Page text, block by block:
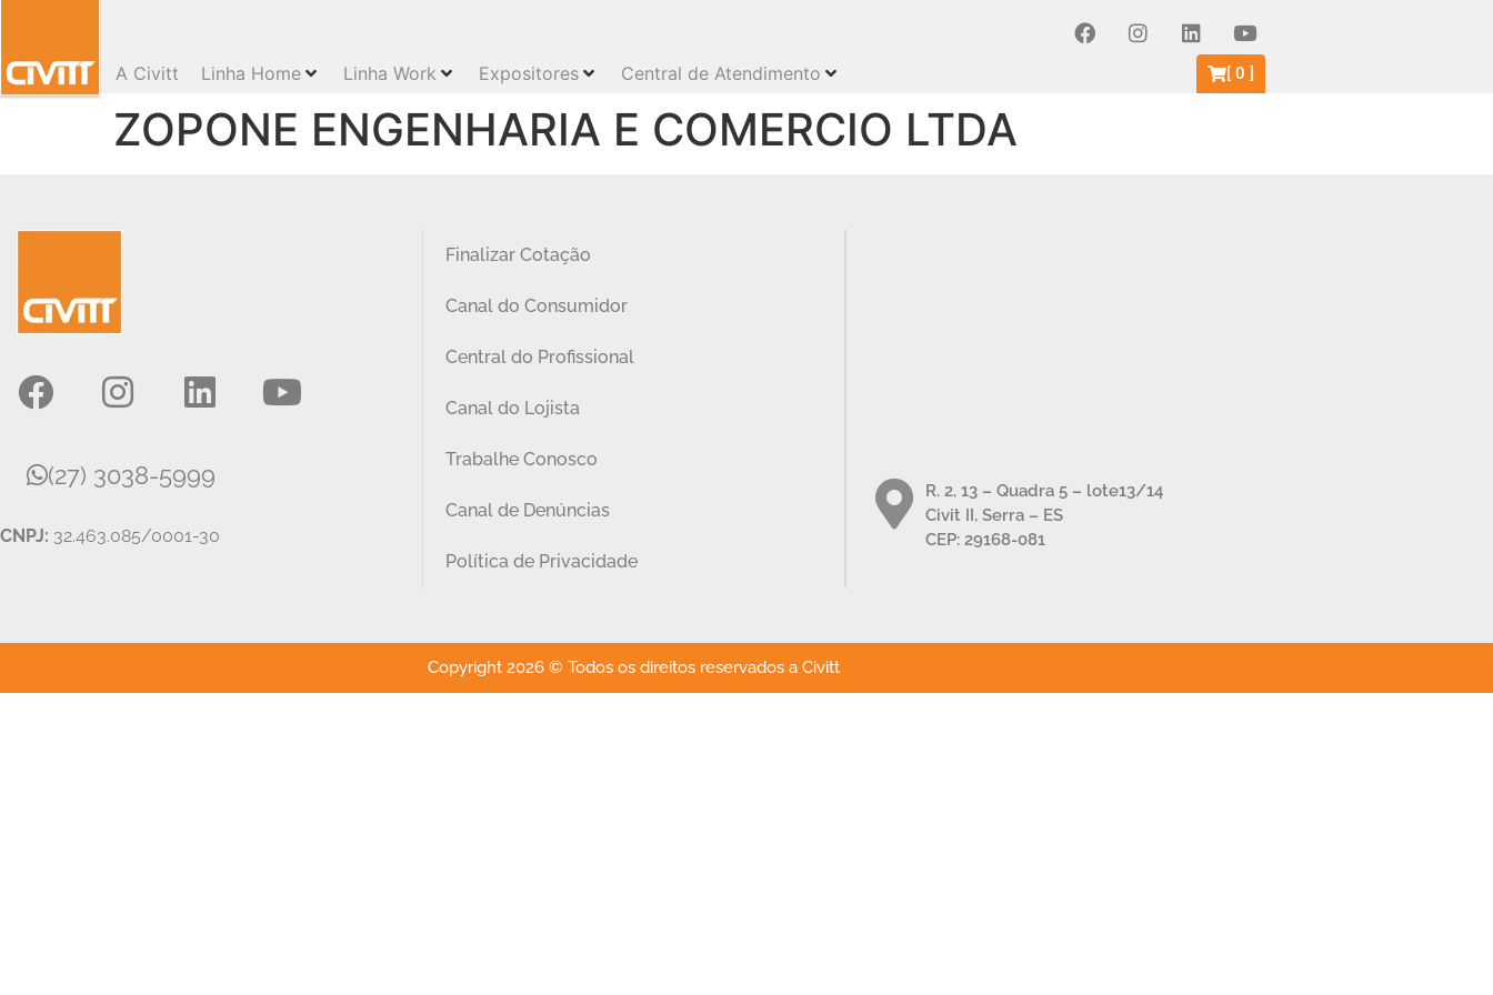
A Civitt Linha Home Linha Work Expositores Central de Atendimento [0 ]
ZOPONE ENGENHARIA E COMERCIO LTDA
(27) 3038-5999
CNPJ: 32.463.085/0001-30
Finalizar Cotação
Canal do Consumidor
Central do Profissional
Canal do Lojista
Trabalhe Conosco
Canal de Denúncias
Política de Privacidade
R. 2, 13 – Quadra 5 – lote13/14
Civit II, Serra – ES
CEP: 29168-081
Copyright 2026 © Todos os direitos reservados a Civitt